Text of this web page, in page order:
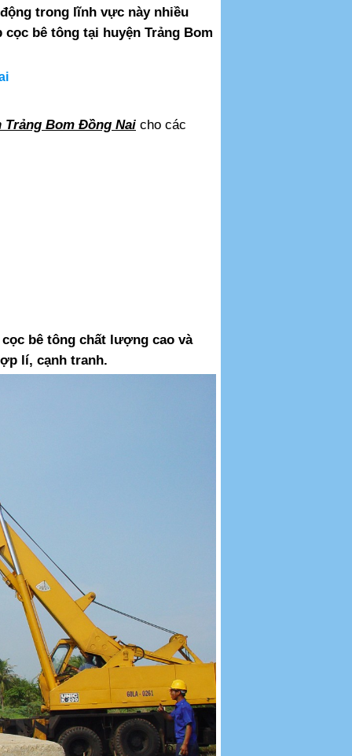
trong lĩnh vực này nhiều
cọc bê tông tại huyện Trảng Bom
Trảng Bom Đồng Nai cho các
bê tông chất lượng cao và
lí, cạnh tranh.